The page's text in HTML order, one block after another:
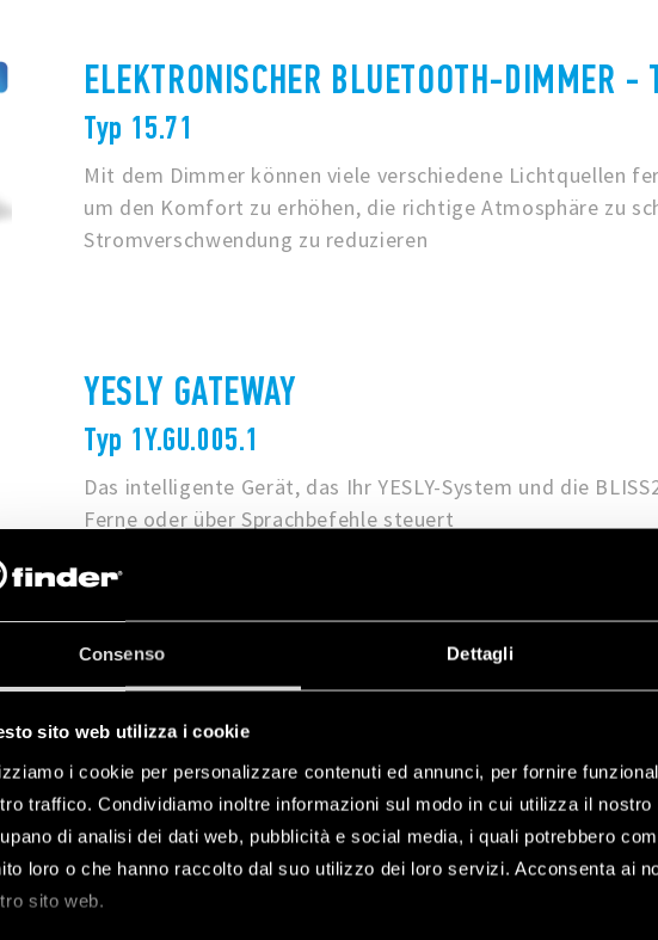
Consenso Dettagli
sito web utilizza i cookie
i cookie per personalizzare contenuti ed annunci, per fornire
traffico. Condividiamo inoltre informazioni sul modo in cui utilizza il
di analisi dei dati web, pubblicità e social media, i quali potrebbero
loro o che hanno raccolto dal suo utilizzo dei loro servizi. Acconsenta ai
sito web.
ELEKTRONISCHER BLUETOOTH-DIMMER -
Typ 15.71
Mit dem Dimmer können viele verschiedene Lichtquellen
um den Komfort zu erhöhen, die richtige Atmosphäre zu
Stromverschwendung zu reduzieren
YESLY GATEWAY
Typ 1Y.GU.005.1
Das intelligente Gerät, das Ihr YESLY-System und die
Ferne oder über Sprachbefehle steuert
YESLY KIT FÜR ELEKTRISCHE ROLLLÄDEN
Typ 13.S2.8.230.B000POA
Das Bunde enthält alle Geräte, die Sie benötigen, um bis
oder Vorhänge zu steuern.